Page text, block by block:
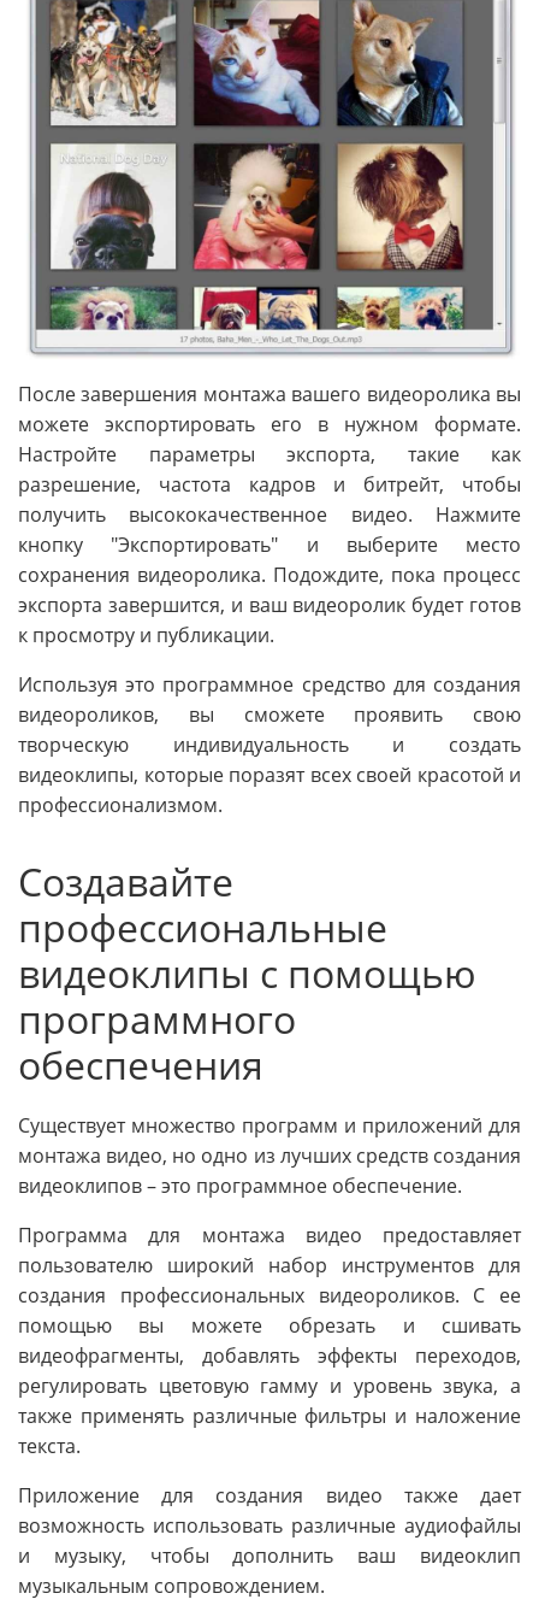
После завершения монтажа вашего видеоролика вы
можете экспортировать его в нужном формате.
Настройте параметры экспорта, такие как
разрешение, частота кадров и битрейт, чтобы
получить высококачественное видео. Нажмите
кнопку "Экспортировать" и выберите место
сохранения видеоролика. Подождите, пока процесс
экспорта завершится, и ваш видеоролик будет готов
к просмотру и публикации.
Используя это программное средство для создания
видеороликов, вы сможете проявить свою
творческую индивидуальность и создать
видеоклипы, которые поразят всех своей красотой и
профессионализмом.
Создавайте
профессиональные
видеоклипы с помощью
программного
обеспечения
Существует множество программ и приложений для
монтажа видео, но одно из лучших средств создания
видеоклипов – это программное обеспечение.
Программа для монтажа видео предоставляет
пользователю широкий набор инструментов для
создания профессиональных видеороликов. С ее
помощью вы можете обрезать и сшивать
видеофрагменты, добавлять эффекты переходов,
регулировать цветовую гамму и уровень звука, а
также применять различные фильтры и наложение
текста.
Приложение для создания видео также дает
возможность использовать различные аудиофайлы
и музыку, чтобы дополнить ваш видеоклип
музыкальным сопровождением.